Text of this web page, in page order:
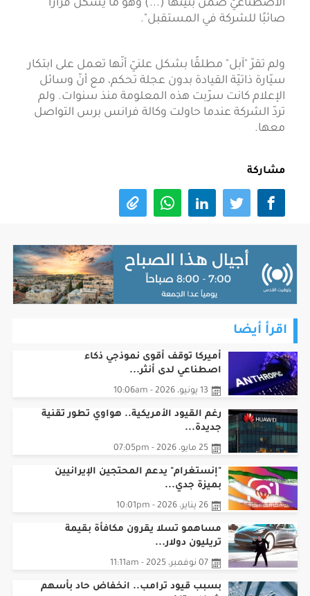
الاصطناعيّ ضمن بنيتها (...) وهو ما يشكّل قرارًا
صائبًا للشركة في المستقبل".
ولم تقرّ "آبل" مطلقًا بشكل علنيّ أنّها تعمل على ابتكار
سيّارة ذاتيّة القيادة بدون عجلة تحكم، مع أنّ وسائل
الإعلام كانت سرّبت هذه المعلومة منذ سنوات. ولم
تردّ الشركة عندما حاولت وكالة فرانس برس التواصل
معها.
مشاركة
اقرأ أيضا
أميركا توقف أقوى نموذجي ذكاء
اصطناعي لدى أنثر...
13 يونيو، 2026 - 10:06am
رغم القيود الأمريكية.. هواوي تطور تقنية
جديدة...
25 مايو، 2026 - 07:05pm
"إنستغرام" يدعم المحتجين الإيرانيين
بميزة جدي...
26 يناير، 2026 - 10:01pm
مساهمو تسلا يقرون مكافأة بقيمة
تريليون دولار...
07 نوفمبر، 2025 - 11:11am
بسبب قيود ترامب.. انخفاض حاد بأسهم